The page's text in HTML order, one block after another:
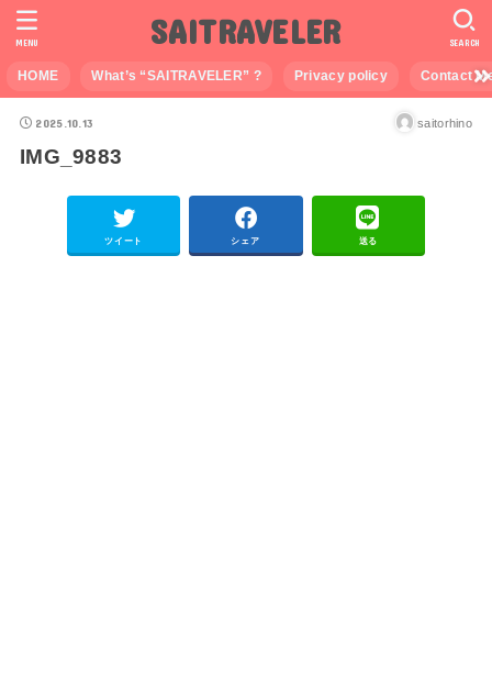
SAITRAVELER
HOME What’s “SAITRAVELER” ? Privacy policy Contact
SEARCH
MENU
2025.10.13 saitorhino
IMG_9883
ツイート シェア 送る